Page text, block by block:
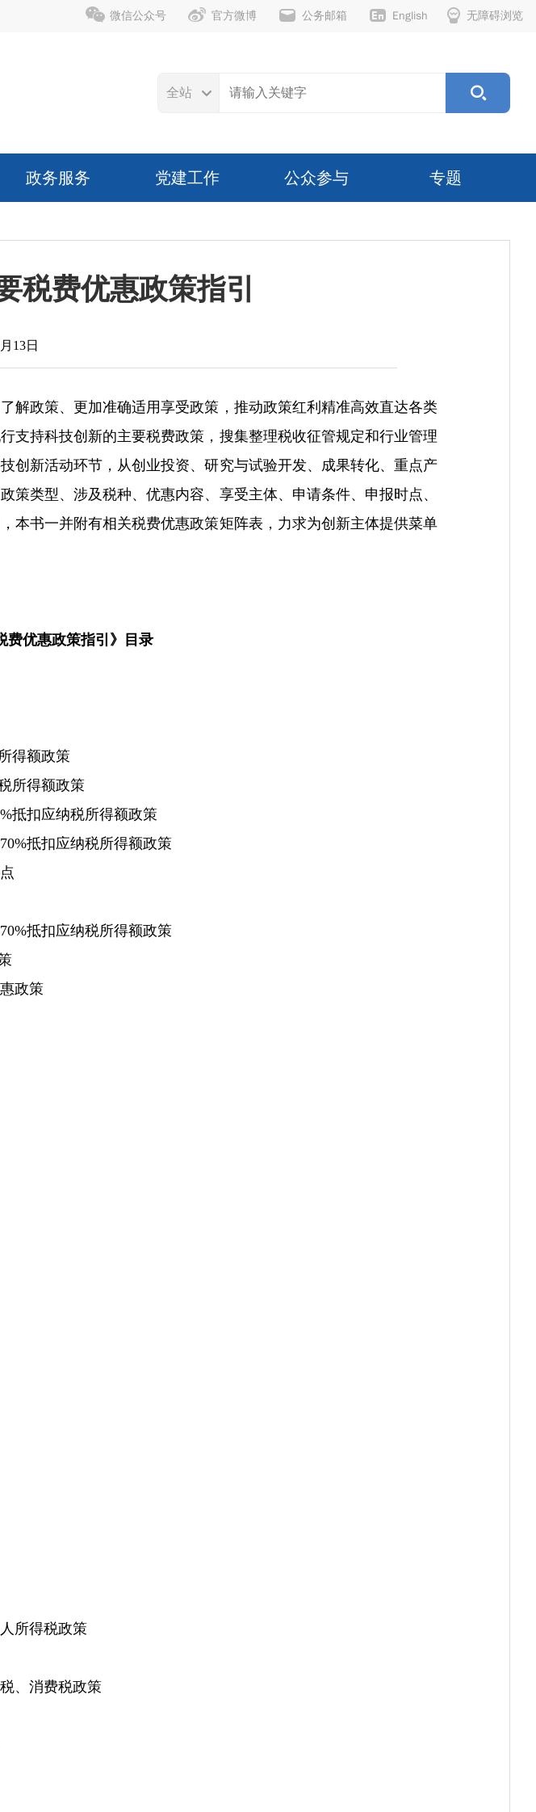
无障碍浏览
English
公务邮箱
官方微博
微信公众号
全站
政务服务 党建工作 公众参与 专题
税费优惠政策指引
13日
政策、更加准确适用享受政策，推动政策红利精准高效直达各类
支持科技创新的主要税费政策，搜集整理税收征管规定和行业管理
创新活动环节，从创业投资、研究与试验开发、成果转化、重点产
类型、涉及税种、优惠内容、享受主体、申请条件、申报时点、
本书一并附有相关税费优惠政策矩阵表，力求为创新主体提供菜单
费优惠政策指引》目录
得额政策
所得额政策
抵扣应纳税所得额政策
抵扣应纳税所得额政策
抵扣应纳税所得额政策
政策
所得税政策
、消费税政策